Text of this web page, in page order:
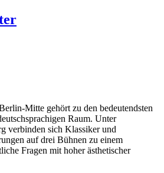
Mitte gehört zu den bedeutendsten
Raum. Unter
verbinden sich Klassiker und
auf drei Bühnen zu einem
Fragen mit hoher ästhetischer